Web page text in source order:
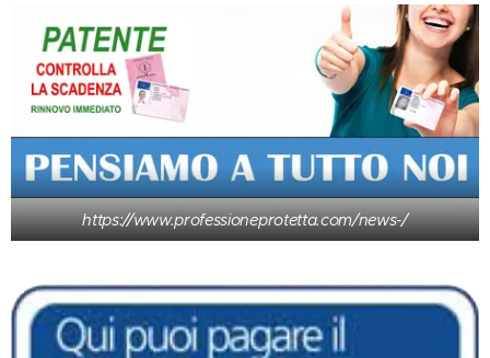
https://www.professioneprotetta.com/news-/